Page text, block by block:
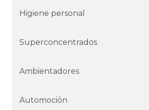
Higiene personal
Superconcentrados
Ambientadores
Automoción